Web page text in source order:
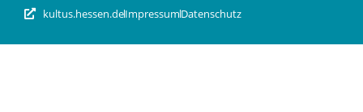
kultus.hessen.deImpressumDatenschutz